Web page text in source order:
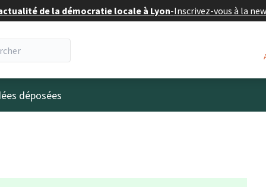
de la démocratie locale à Lyon-Inscrivez-vous à la
déposées